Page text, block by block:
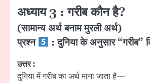
अध्याय 3 : गरीब कौन है?
(सामान्य अर्थ बनाम मुरली अर्थ)
प्रश्न
: दुनिया के अनुसार
उत्तर :
दुनिया में गरीब का अर्थ माना जाता है—